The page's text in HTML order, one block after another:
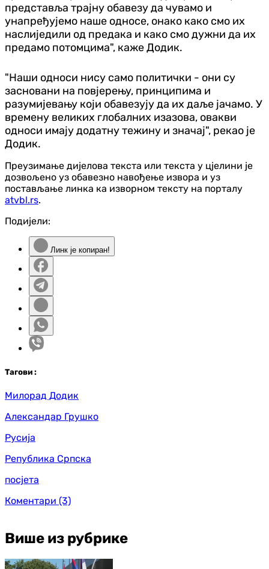
представља трајну обавезу да чувамо и
унапређујемо наше односе, онако како смо их
наслиједили од предака и како смо дужни да их
предамо потомцима", каже Додик.
"Наши односи нису само политички - они су
засновани на повјерењу, принципима и
разумијевању који обавезују да их даље јачамо. У
времену великих глобалних изазова, овакви
односи имају додатну тежину и значај", рекао је
Додик.
Преузимање дијелова текста или текста у цјелини је
дозвољено уз обавезно навођење извора и уз
постављање линка ка изворном тексту на порталу
atvbl.rs.
Подијели:
Линк је копиран!
Тагови :
Милорад Додик
Александар Грушко
Русија
Република Српска
посјета
Коментари (3)
Више из рубрике